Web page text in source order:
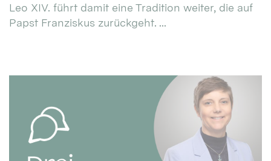
Leo XIV. führt damit eine Tradition weiter, die auf
Papst Franziskus zurückgeht. ...